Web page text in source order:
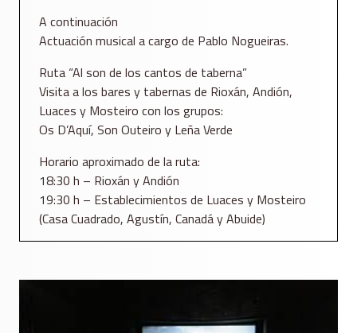
A continuación
Actuación musical a cargo de Pablo Nogueiras.
Ruta “Al son de los cantos de taberna”
Visita a los bares y tabernas de Rioxán, Andión,
Luaces y Mosteiro con los grupos:
Os D’Aquí, Son Outeiro y Leña Verde
Horario aproximado de la ruta:
18:30 h – Rioxán y Andión
19:30 h – Establecimientos de Luaces y Mosteiro
(Casa Cuadrado, Agustín, Canadá y Abuide)